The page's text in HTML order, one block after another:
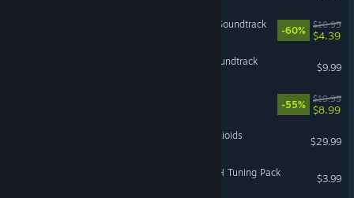
The Witcher 3: Wild Hunt Soundtrack
-60%
$10.99
$4.39
Slime Rancher: Original Soundtrack
$9.99
-55%
$19.99
$8.99
Chip ‘n Clawz vs. The Brainioids
$29.99
Euro Truck Simulator 2 - FH Tuning Pack
$3.99